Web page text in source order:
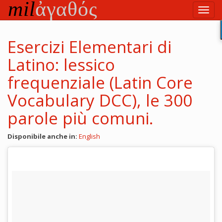
testo
Esercizi Elementari di
Latino: lessico
frequenziale (Latin Core
Vocabulary DCC), le 300
parole più comuni.
Disponibile anche in: English